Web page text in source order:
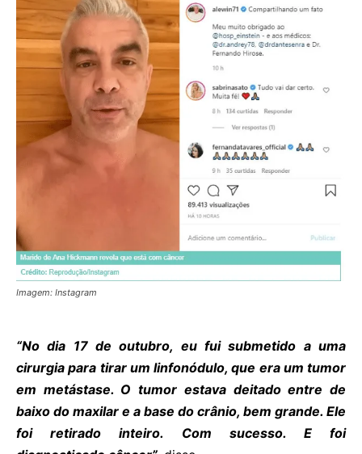
Imagem: Instagram
“No dia 17 de outubro, eu fui submetido a uma
cirurgia para tirar um linfonódulo, que era um tumor
em metástase. O tumor estava deitado entre de
baixo do maxilar e a base do crânio, bem grande. Ele
foi retirado inteiro. Com sucesso. E foi